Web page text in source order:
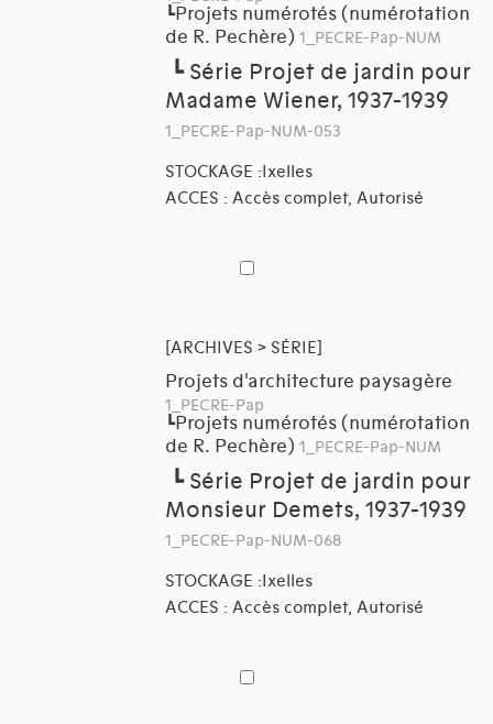
┗Projets numérotés (numérotation
de R. Pechère) 1_PECRE-Pap-NUM
┗ Série Projet de jardin pour
Madame Wiener, 1937-1939
1_PECRE-Pap-NUM-053
STOCKAGE :Ixelles
ACCES : Accès complet, Autorisé
[ARCHIVES > SÉRIE]
Projets d'architecture paysagère
1_PECRE-Pap
┗Projets numérotés (numérotation
de R. Pechère) 1_PECRE-Pap-NUM
┗ Série Projet de jardin pour
Monsieur Demets, 1937-1939
1_PECRE-Pap-NUM-068
STOCKAGE :Ixelles
ACCES : Accès complet, Autorisé